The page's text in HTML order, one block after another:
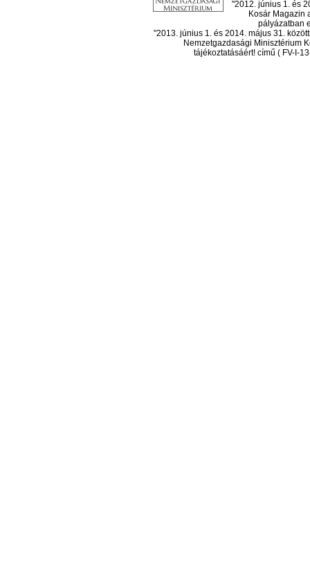
"2012. június 1. és
Kosár Magazin
pályázatban
"2013. június 1. és 2014. május 31.
Nemzetgazdasági Minisztérium
tájékoztatásáért! című ( FV-I-